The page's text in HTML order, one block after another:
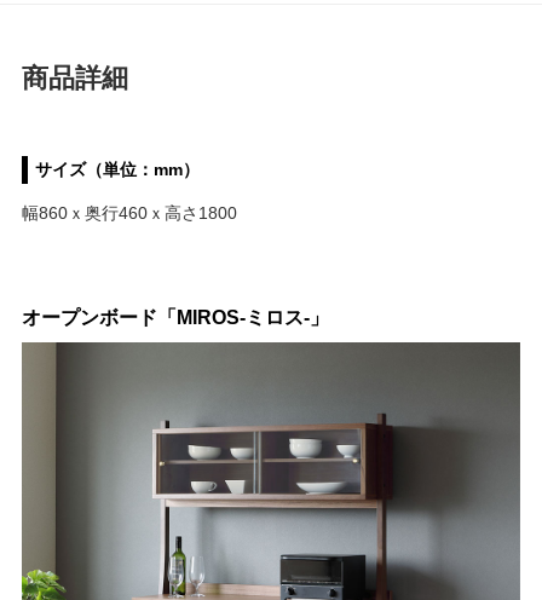
商品詳細
サイズ（単位：mm）
幅860ｘ奥行460ｘ高さ1800
オープンボード「MIROS-ミロス-」